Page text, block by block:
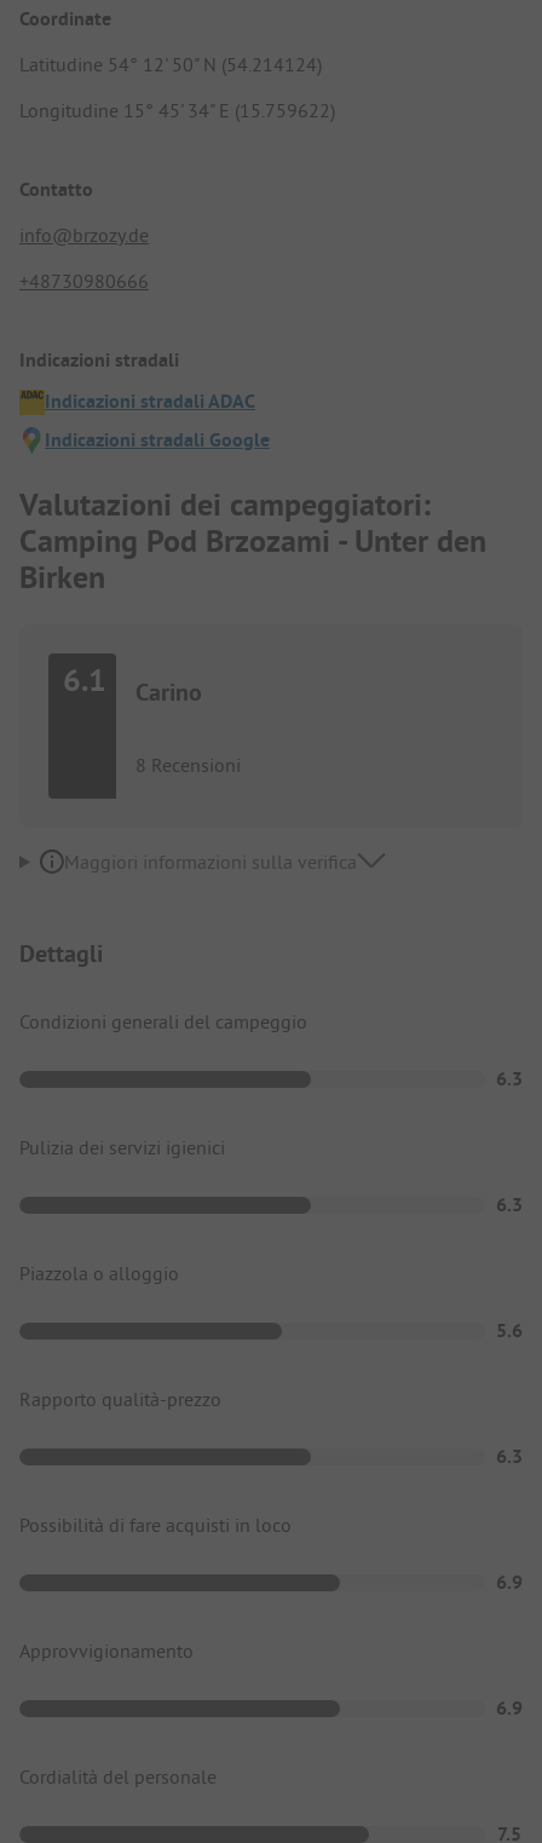
Coordinate
Latitudine 54° 12' 50" N (54.214124)
Longitudine 15° 45' 34" E (15.759622)
Contatto
info@brzozy.de
+48730980666
Indicazioni stradali
Indicazioni stradali ADAC
Indicazioni stradali Google
Valutazioni dei campeggiatori:
Camping Pod Brzozami - Unter den
Birken
6.1 Carino
8 Recensioni
Maggiori informazioni sulla verifica
Dettagli
Condizioni generali del campeggio
6.3
Pulizia dei servizi igienici
6.3
Piazzola o alloggio
5.6
Rapporto qualità-prezzo
6.3
Possibilità di fare acquisti in loco
6.9
Approvvigionamento
6.9
Cordialità del personale
7.5